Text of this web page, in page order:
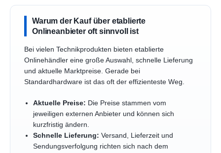
Warum der Kauf über etablierte
Onlineanbieter oft sinnvoll ist
Bei vielen Technikprodukten bieten etablierte
Onlinehändler eine große Auswahl, schnelle Lieferung
und aktuelle Marktpreise. Gerade bei
Standardhardware ist das oft der effizienteste Weg.
Aktuelle Preise: Die Preise stammen vom
jeweiligen externen Anbieter und können sich
kurzfristig ändern.
Schnelle Lieferung: Versand, Lieferzeit und
Sendungsverfolgung richten sich nach dem